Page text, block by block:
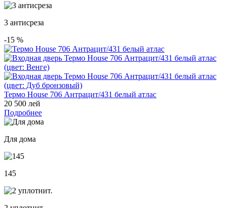
3 антисреза
-15 %
Термо House 706 Антрацит/431 белый атлас
20 500 лей
Подробнее
Для дома
145